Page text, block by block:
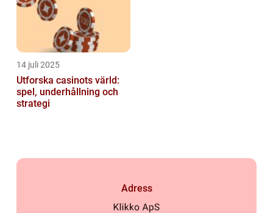
14 juli 2025
Utforska casinots värld:
spel, underhållning och
strategi
Adress